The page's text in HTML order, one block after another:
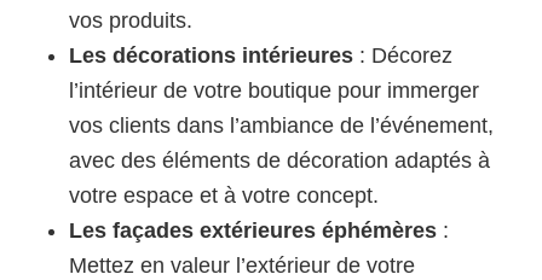
vos produits.
Les décorations intérieures : Décorez
l’intérieur de votre boutique pour immerger
vos clients dans l’ambiance de l’événement,
avec des éléments de décoration adaptés à
votre espace et à votre concept.
Les façades extérieures éphémères :
Mettez en valeur l’extérieur de votre